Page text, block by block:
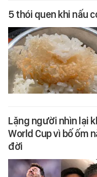
5 thói quen khi nấu
Lặng người nhìn lại
World Cup vì bố ốm
đời